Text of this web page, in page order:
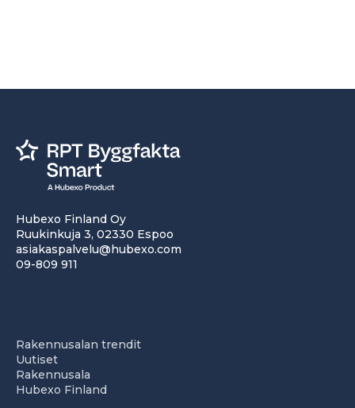
Hubexo Finland Oy
Ruukinkuja 3, 02330 Espoo
asiakaspalvelu@hubexo.com
09-809 911
Rakennusalan trendit
Uutiset
Rakennusala
Hubexo Finland